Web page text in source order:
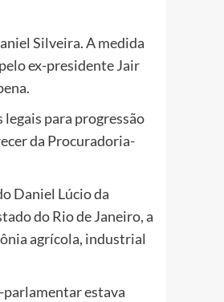
Silveira. A medida
ex-presidente Jair
para progressão
da Procuradoria-
Daniel Lúcio da
do Rio de Janeiro, a
agrícola, industrial
parlamentar estava